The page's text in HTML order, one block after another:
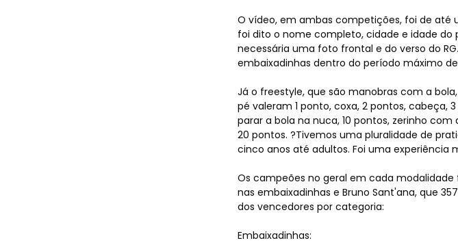
Eventos
Dúvidas
O vídeo, em ambas competições, foi de até
foi dito o nome completo, cidade e idade
necessária uma foto frontal e do verso do
embaixadinhas dentro do período máximo
Já o freestyle, que são manobras com a
pé valeram 1 ponto, coxa, 2 pontos, cabeça,
parar a bola na nuca, 10 pontos, zerinho
20 pontos. ?Tivemos uma pluralidade de
cinco anos até adultos. Foi uma experiência
Os campeões no geral em cada modalidade
nas embaixadinhas e Bruno Sant'ana, que
dos vencedores por categoria:
Embaixadinhas: